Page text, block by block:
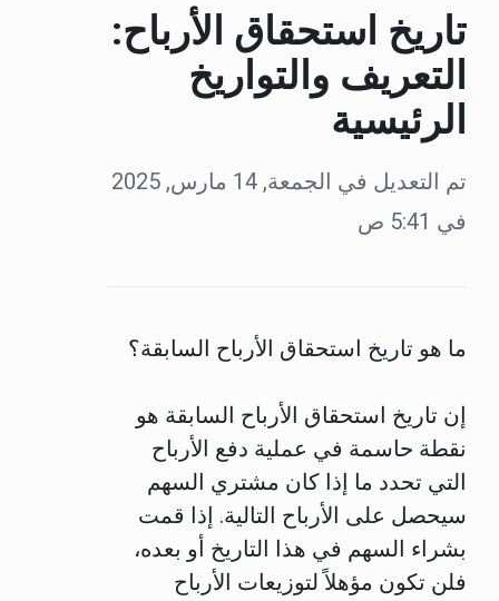
تاريخ استحقاق الأرباح:
التعريف والتواريخ
الرئيسية
تم التعديل في الجمعة, 14 مارس, 2025
في 5:41 ص
ما هو تاريخ استحقاق الأرباح السابقة؟
إن تاريخ استحقاق الأرباح السابقة هو
نقطة حاسمة في عملية دفع الأرباح
التي تحدد ما إذا كان مشتري السهم
سيحصل على الأرباح التالية. إذا قمت
بشراء السهم في هذا التاريخ أو بعده،
فلن تكون مؤهلاً لتوزيعات الأرباح